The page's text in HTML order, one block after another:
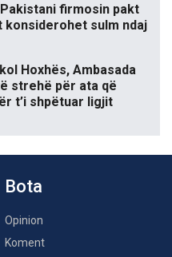
firmosin pakt
konsiderohet sulm ndaj
Hoxhës, Ambasada
strehë për ata që
t’i shpëtuar ligjit
Bota
Opinion
Koment